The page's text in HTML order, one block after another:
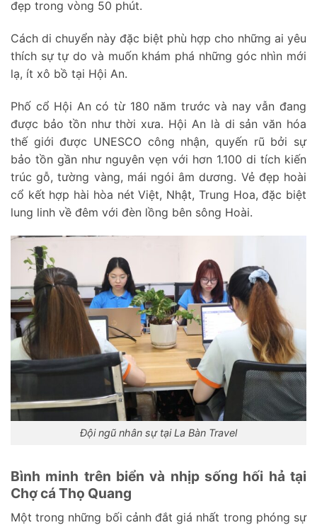
đẹp trong vòng 50 phút.
Cách di chuyển này đặc biệt phù hợp cho những ai yêu
thích sự tự do và muốn khám phá những góc nhìn mới
lạ, ít xô bồ tại Hội An.
Phố cổ Hội An có từ 180 năm trước và nay vẫn đang
được bảo tồn như thời xưa. Hội An là di sản văn hóa
thế giới được UNESCO công nhận, quyến rũ bởi sự
bảo tồn gần như nguyên vẹn với hơn 1.100 di tích kiến
trúc gỗ, tường vàng, mái ngói âm dương. Vẻ đẹp hoài
cổ kết hợp hài hòa nét Việt, Nhật, Trung Hoa, đặc biệt
lung linh về đêm với đèn lồng bên sông Hoài.
Đội ngũ nhân sự tại La Bàn Travel
Bình minh trên biển và nhịp sống hối hả tại
Chợ cá Thọ Quang
Một trong những bối cảnh đắt giá nhất trong phóng sự